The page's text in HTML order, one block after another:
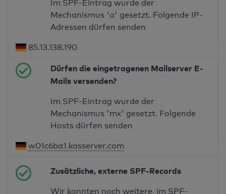
Im SPF-Eintrag wurde der
Mechanismus 'a' gesetzt. Folgende IP-
Adressen dürfen senden
85.13.138.190
Dürfen die eingetragenen Mailserver E-
Mails versenden?
Im SPF-Eintrag wurde der
Mechanismus 'mx' gesetzt. Folgende
Hosts dürfen senden
w01c6ba1.kasserver.com
Zusätzliche, externe SPF-Records
Wir konnten noch weitere, im SPF-